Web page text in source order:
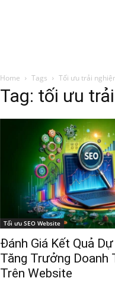
Home Tags Tối ưu trải
Tag: tối ưu
Tối ưu SEO Website
Đánh Giá Kết Quả
Tăng Trưởng Doanh
Trên Website